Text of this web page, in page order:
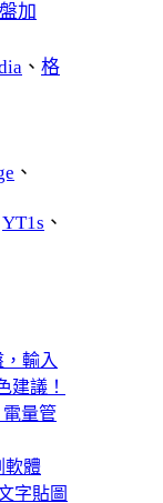
加
、 格
、
YT1s 、
輸入
建議！
量管
軟體
字貼圖